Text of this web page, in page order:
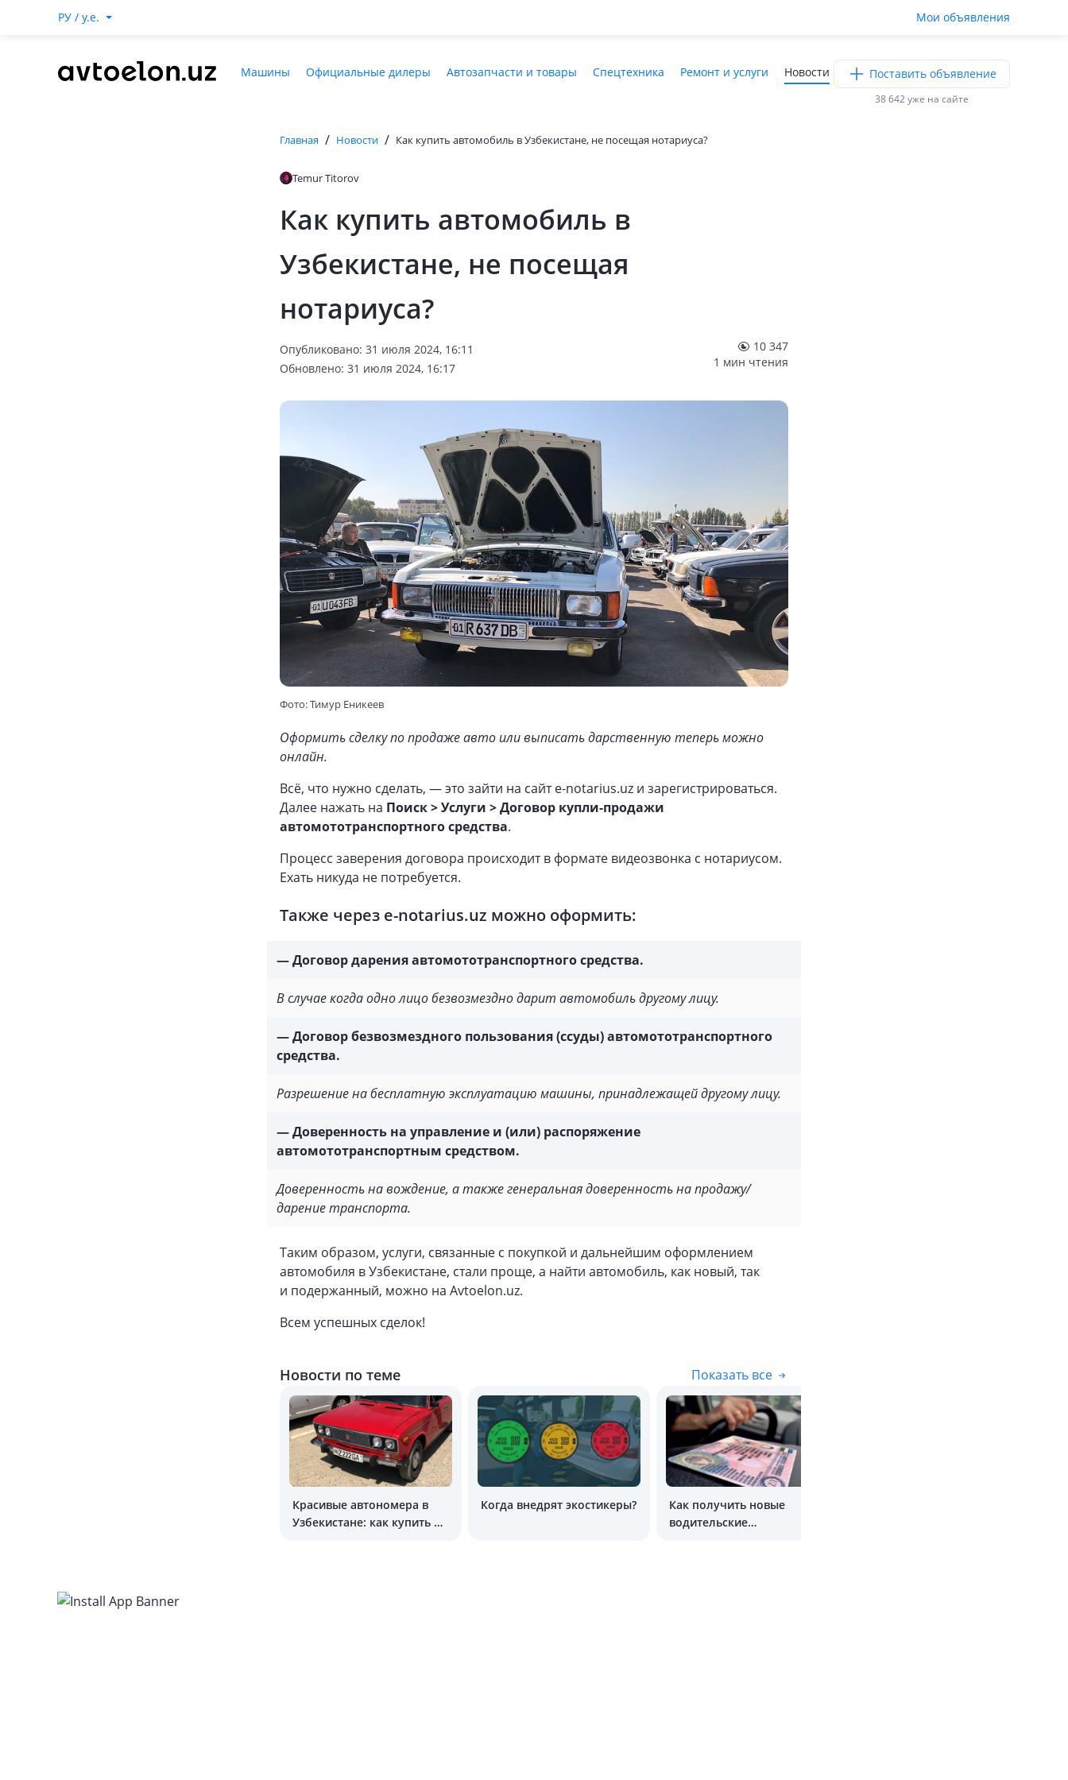
РУ / y.e. Мои объявления
Машины Официальные дилеры Автозапчасти и товары Спецтехника Ремонт и услуги Новости Поставить объявление
38 642 уже на сайте
Главная / Новости / Как купить автомобиль в Узбекистане, не посещая нотариуса?
Temur Titorov
Как купить автомобиль в
Узбекистане, не посещая
нотариуса?
Опубликовано: 31 июля 2024, 16:11
Обновлено: 31 июля 2024, 16:17
10 347
1 мин чтения
Фото: Тимур Еникеев
Оформить сделку по продаже авто или выписать дарственную теперь можно
онлайн.
Всё, что нужно сделать, — это зайти на сайт e-notarius.uz и зарегистрироваться.
Далее нажать на Поиск > Услуги > Договор купли-продажи
автомототранспортного средства.
Процесс заверения договора происходит в формате видеозвонка с нотариусом.
Ехать никуда не потребуется.
Также через e-notarius.uz можно оформить:
— Договор дарения автомототранспортного средства.
В случае когда одно лицо безвозмездно дарит автомобиль другому лицу.
— Договор безвозмездного пользования (ссуды) автомототранспортного
средства.
Разрешение на бесплатную эксплуатацию машины, принадлежащей другому лицу.
— Доверенность на управление и (или) распоряжение
автомототранспортным средством.
Доверенность на вождение, а также генеральная доверенность на продажу/
дарение транспорта.
Таким образом, услуги, связанные с покупкой и дальнейшим оформлением
автомобиля в Узбекистане, стали проще, а найти автомобиль, как новый, так
и подержанный, можно на Avtoelon.uz.
Всем успешных сделок!
Новости по теме Показать все
Красивые автономера в
Узбекистане: как купить на
Когда внедрят экостикеры?
Как получить новые
водительские